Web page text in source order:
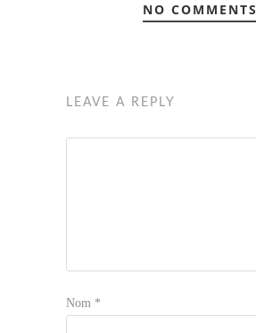
NO COMMENTS
LEAVE A REPLY
Nom *